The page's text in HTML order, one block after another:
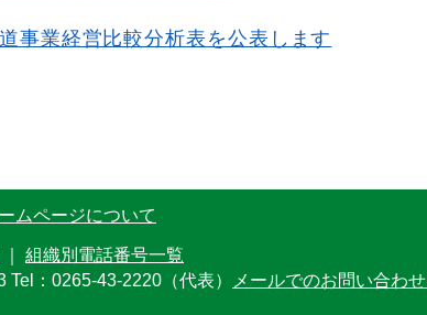
事業経営比較分析表を公表します
ムページについて
組織別電話番号一覧
Tel：0265-43-2220（代表） メールでのお問い合わ